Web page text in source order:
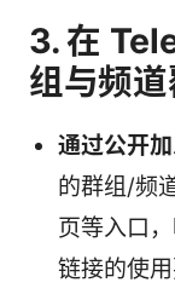
3. 在
组与频
通过公开
的群组/频
页等入口
链接的使